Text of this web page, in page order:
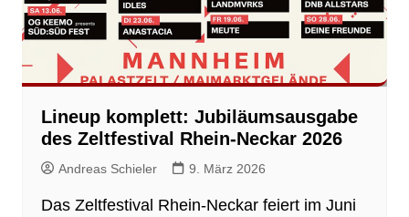
Lineup komplett: Jubiläumsausgabe
des Zeltfestival Rhein-Neckar 2026
Andreas Schieler 9. März 2026
Das Zeltfestival Rhein-Neckar feiert im Juni